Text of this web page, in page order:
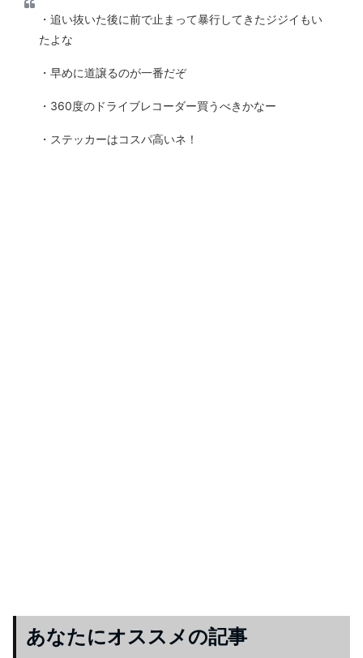
・追い抜いた後に前で止まって暴行してきたジジイもい
たよな
・早めに道譲るのが一番だぞ
・360度のドライブレコーダー買うべきかなー
・ステッカーはコスパ高いネ！
あなたにオススメの記事